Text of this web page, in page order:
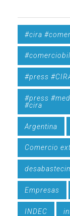
#cira
#press
#press
#cira
Argentina
Comercio
Empresas
INDEC